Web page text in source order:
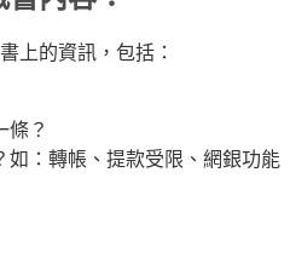
上的資訊，包括：
條？
如：轉帳、提款受限、網銀功能